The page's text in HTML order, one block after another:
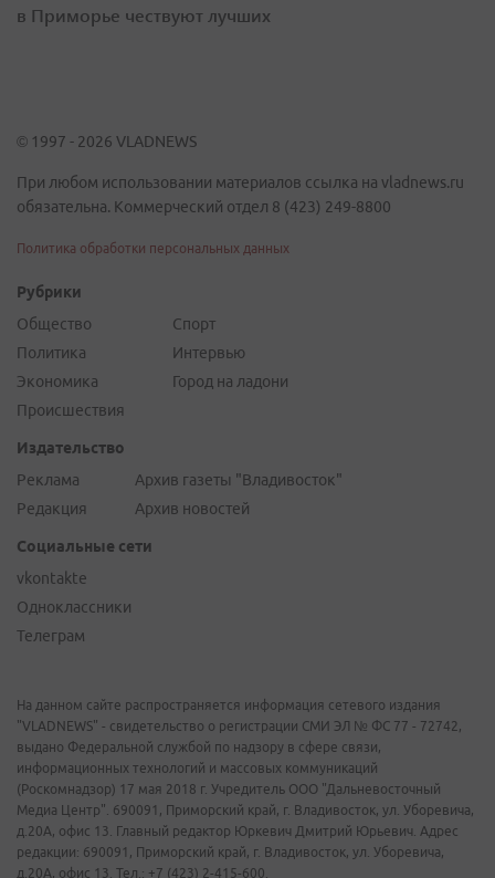
в Приморье чествуют лучших
© 1997 - 2026 VLADNEWS
При любом использовании материалов ссылка на vladnews.ru
обязательна. Коммерческий отдел 8 (423) 249-8800
Политика обработки персональных данных
Рубрики
Общество
Политика
Экономика
Происшествия
Спорт
Интервью
Город на ладони
Издательство
Реклама
Редакция
Архив газеты "Владивосток"
Архив новостей
Социальные сети
vkontakte
Одноклассники
Телеграм
На данном сайте распространяется информация сетевого издания
"VLADNEWS" - свидетельство о регистрации СМИ ЭЛ № ФС 77 - 72742,
выдано Федеральной службой по надзору в сфере связи,
информационных технологий и массовых коммуникаций
(Роскомнадзор) 17 мая 2018 г. Учредитель ООО "Дальневосточный
Медиа Центр". 690091, Приморский край, г. Владивосток, ул. Уборевича,
д.20А, офис 13. Главный редактор Юркевич Дмитрий Юрьевич. Адрес
редакции: 690091, Приморский край, г. Владивосток, ул. Уборевича,
д.20А, офис 13. Тел.: +7 (423) 2-415-600.